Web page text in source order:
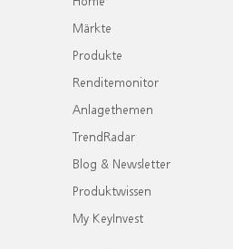
Märkte
Produkte
Renditemonitor
Anlagethemen
TrendRadar
Blog & Newsletter
Produktwissen
My KeyInvest